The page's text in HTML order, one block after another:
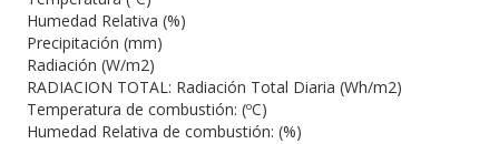
Humedad Relativa (%)
Precipitación (mm)
Radiación (W/m2)
RADIACION TOTAL: Radiación Total Diaria (Wh/m2)
Temperatura de combustión: (ºC)
Humedad Relativa de combustión: (%)